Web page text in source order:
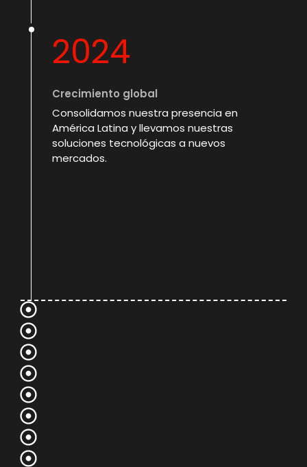
2024
Crecimiento global
Consolidamos nuestra presencia en
América Latina y llevamos nuestras
soluciones tecnológicas a nuevos
mercados.